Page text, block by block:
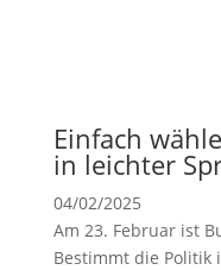
Einfach
in leichter
04/02/2025
Am 23. Februar ist
Bestimmt die Politik